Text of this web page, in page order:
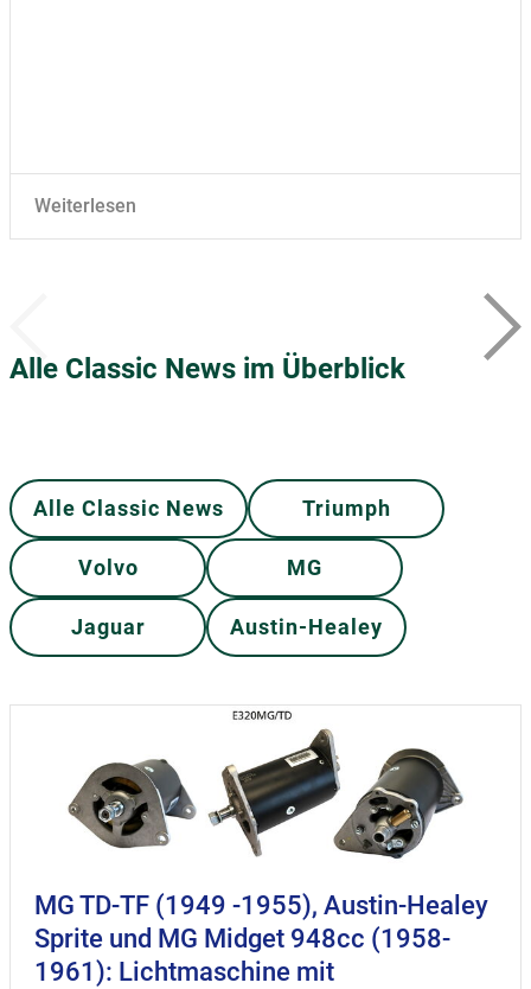
Weiterlesen
Alle Classic News im Überblick
Alle Classic News Triumph
Volvo MG
Jaguar Austin-Healey
MG TD-TF (1949 -1955), Austin-Healey
Sprite und MG Midget 948cc (1958-
1961): Lichtmaschine mit